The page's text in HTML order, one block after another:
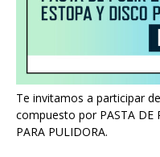
Te invitamos a participar
compuesto por PASTA DE
PARA PULIDORA.